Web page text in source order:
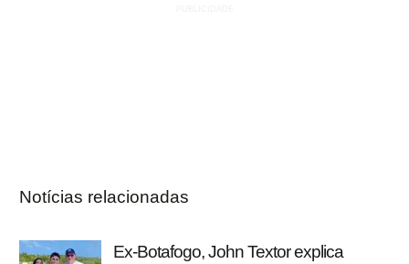
Notícias relacionadas
Ex-Botafogo, John Textor explica